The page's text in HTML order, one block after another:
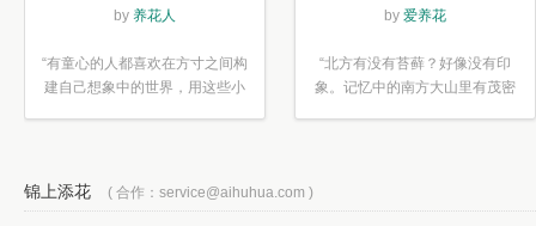
by 养花人
“有童心的人都喜欢在方寸之间构
建自己想象中的世界，用这些小
by 爱养花
“北方有没有苔藓？好像没有印
象。记忆中的南方大山里有茂密
锦上添花 ( 合作：service@aihuhua.com )